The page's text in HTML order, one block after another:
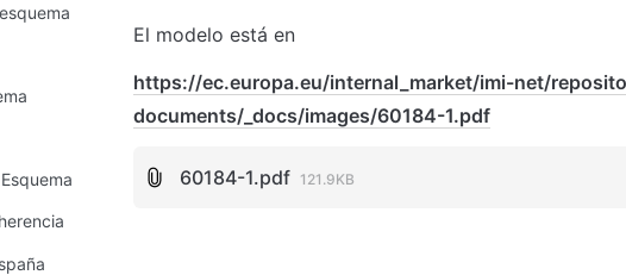
El modelo está en
https://ec.europa.eu/internal_market/imi-net/
documents/_docs/images/60184-1.pdf
60184-1.pdf 121.9KB